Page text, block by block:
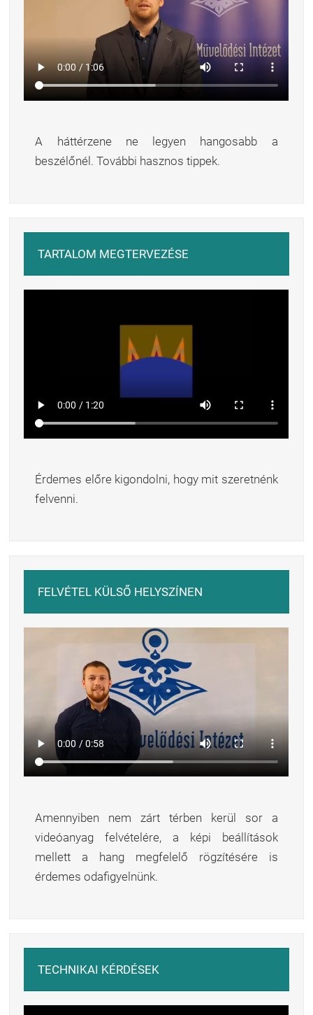
A háttérzene ne legyen hangosabb a
beszélőnél. További hasznos tippek.
TARTALOM MEGTERVEZÉSE
Érdemes előre kigondolni, hogy mit szeretnénk
felvenni.
FELVÉTEL KÜLSŐ HELYSZÍNEN
Amennyiben nem zárt térben kerül sor a
videóanyag felvételére, a képi beállítások
mellett a hang megfelelő rögzítésére is
érdemes odafigyelnünk.
TECHNIKAI KÉRDÉSEK